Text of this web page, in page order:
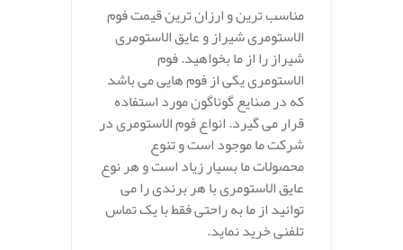
مناسب ترین و ارزان ترین قیمت فوم
الاستومری شیراز و عایق الاستومری
شیراز را از ما بخواهید. فوم
الاستومری یکی از فوم هایی می باشد
که در صنایع گوناگون مورد استفاده
قرار می گیرد. انواع فوم الاستومری در
شرکت ما موجود است و تنوع
محصولات ما بسیار زیاد است و هر نوع
عایق الاستومری با هر برندی را می
توانید از ما به راحتی فقط با یک تماس
تلفنی خرید نماید.